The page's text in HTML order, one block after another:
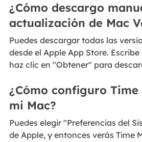
¿Cómo descargo
actualización de Mac
Puedes descargar todas las
desde el Apple App Store. Escribe
haz clic en "Obtener" para
¿Cómo configuro Time
mi Mac?
Puedes elegir "Preferencias del
de Apple, y entonces verás Time